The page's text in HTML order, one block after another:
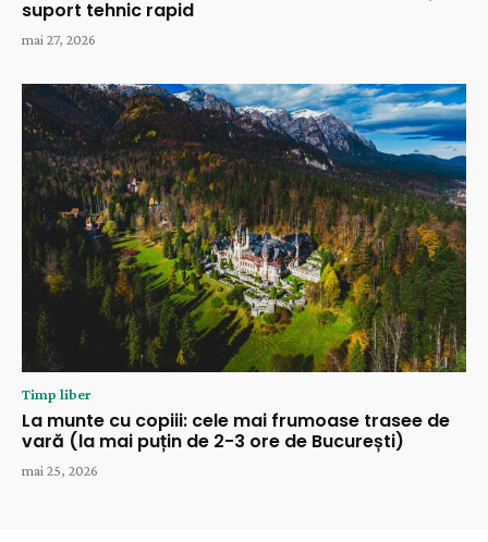
suport tehnic rapid
mai 27, 2026
Timp liber
La munte cu copiii: cele mai frumoase trasee de
vară (la mai puțin de 2-3 ore de București)
mai 25, 2026